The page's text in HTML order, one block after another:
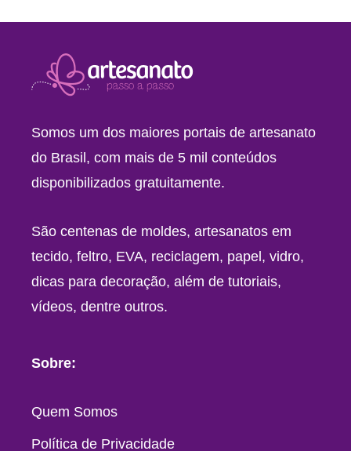
Somos um dos maiores portais de artesanato
do Brasil, com mais de 5 mil conteúdos
disponibilizados gratuitamente.
São centenas de moldes, artesanatos em
tecido, feltro, EVA, reciclagem, papel, vidro,
dicas para decoração, além de tutoriais,
vídeos, dentre outros.
Sobre:
Quem Somos
Política de Privacidade